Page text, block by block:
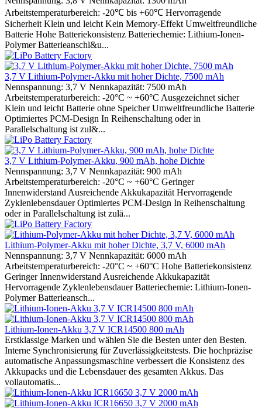
Arbeitstemperaturbereich: -20℃ bis +60℃ Hervorragende
Sicherheit Klein und leicht Kein Memory-Effekt Umweltfreundliche
Batterie Hohe Batteriekonsistenz Batteriechemie: Lithium-Ionen-
Polymer Batterieanschl&u...
3,7 V Lithium-Polymer-Akku mit hoher Dichte, 7500 mAh
Nennspannung: 3,7 V Nennkapazität: 7500 mAh
Arbeitstemperaturbereich: -20°C ~ +60°C Ausgezeichnet sicher
Klein und leicht Batterie ohne Speicher Umweltfreundliche Batterie
Optimiertes PCM-Design In Reihenschaltung oder in
Parallelschaltung ist zul&...
3,7 V Lithium-Polymer-Akku, 900 mAh, hohe Dichte
Nennspannung: 3,7 V Nennkapazität: 900 mAh
Arbeitstemperaturbereich: -20°C ~ +60°C Geringer
Innenwiderstand Ausreichende Akkukapazität Hervorragende
Zyklenlebensdauer Optimiertes PCM-Design In Reihenschaltung
oder in Parallelschaltung ist zulä...
Lithium-Polymer-Akku mit hoher Dichte, 3,7 V, 6000 mAh
Nennspannung: 3,7 V Nennkapazität: 6000 mAh
Arbeitstemperaturbereich: -20°C ~ +60°C Hohe Batteriekonsistenz
Geringer Innenwiderstand Ausreichende Akkukapazität
Hervorragende Zyklenlebensdauer Batteriechemie: Lithium-Ionen-
Polymer Batterieansch...
Lithium-Ionen-Akku 3,7 V ICR14500 800 mAh
Erstklassige Marken und wählen Sie die Besten unter den Besten.
Interne Synchronisierung für Zuverlässigkeitstests. Die hochpräzise
automatische Anpassungsmaschine verbessert die Konsistenz des
Akkupacks und die Lebensdauer des gesamten Akkus. Das
vollautomatis...